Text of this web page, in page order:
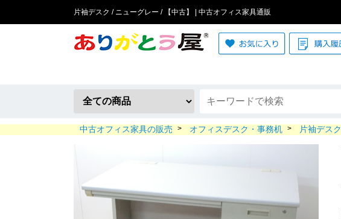
片袖デスク / ニューグレー / 【中古】 | 中古オフィス家具通販
中古オフィス家具の販売 > オフィスデスク・事務机 > 片袖デスク